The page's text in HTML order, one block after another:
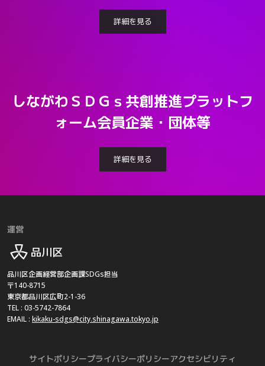
詳細を見る
しながわＳＤＧｓ共創推進プラットフ
ォーム会員企業・団体等
詳細を見る
運営
品川区
品川区企画経営部企画課SDGs担当
〒140-8715
東京都品川区広町2-1-36
TEL : 03-5742-7864
EMAIL : kikaku-sdgs@city.shinagawa.tokyo.jp
サイトポリシープライバシーポリシーアクセシビリティ